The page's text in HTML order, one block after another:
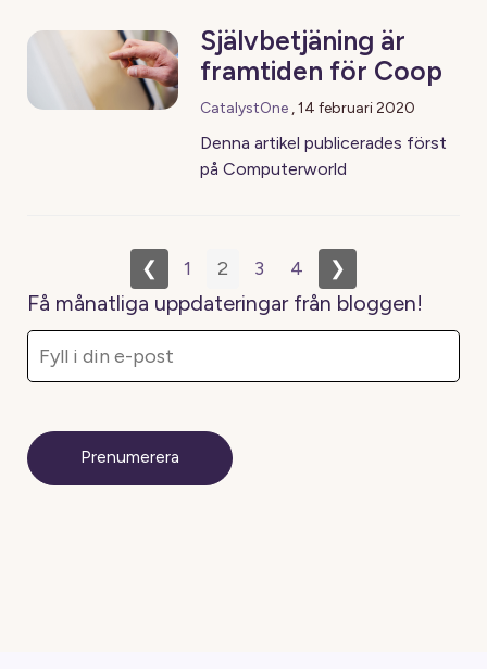
Självbetjäning är
framtiden för Coop
CatalystOne ,14 februari 2020
Denna artikel publicerades först
på Computerworld
❮ 1 2 3 4 ❯
Få månatliga uppdateringar från bloggen!